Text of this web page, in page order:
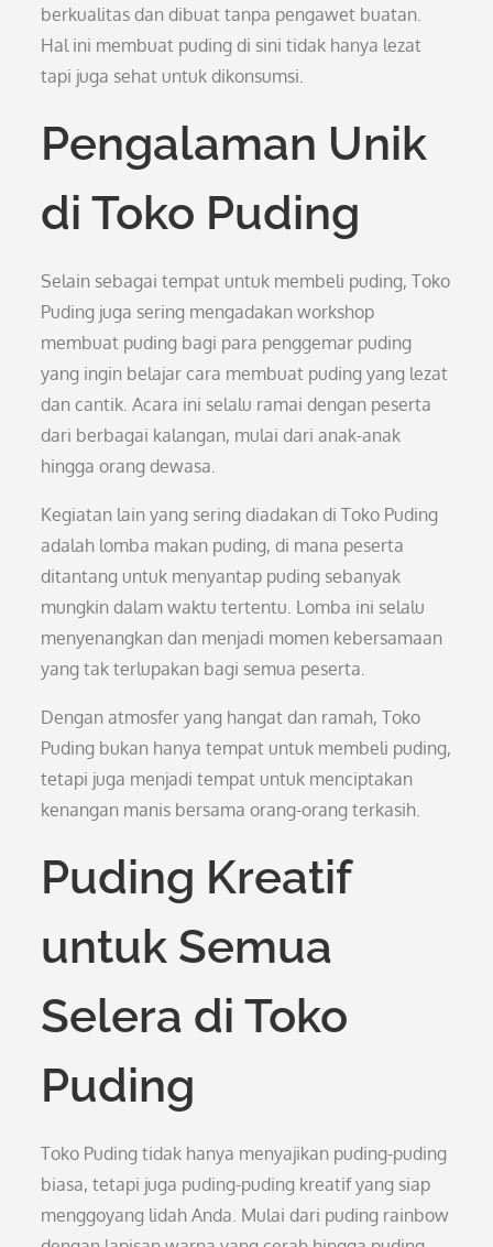
berkualitas dan dibuat tanpa pengawet buatan.
Hal ini membuat puding di sini tidak hanya lezat
tapi juga sehat untuk dikonsumsi.
Pengalaman Unik
di Toko Puding
Selain sebagai tempat untuk membeli puding, Toko
Puding juga sering mengadakan workshop
membuat puding bagi para penggemar puding
yang ingin belajar cara membuat puding yang lezat
dan cantik. Acara ini selalu ramai dengan peserta
dari berbagai kalangan, mulai dari anak-anak
hingga orang dewasa.
Kegiatan lain yang sering diadakan di Toko Puding
adalah lomba makan puding, di mana peserta
ditantang untuk menyantap puding sebanyak
mungkin dalam waktu tertentu. Lomba ini selalu
menyenangkan dan menjadi momen kebersamaan
yang tak terlupakan bagi semua peserta.
Dengan atmosfer yang hangat dan ramah, Toko
Puding bukan hanya tempat untuk membeli puding,
tetapi juga menjadi tempat untuk menciptakan
kenangan manis bersama orang-orang terkasih.
Puding Kreatif
untuk Semua
Selera di Toko
Puding
Toko Puding tidak hanya menyajikan puding-puding
biasa, tetapi juga puding-puding kreatif yang siap
menggoyang lidah Anda. Mulai dari puding rainbow